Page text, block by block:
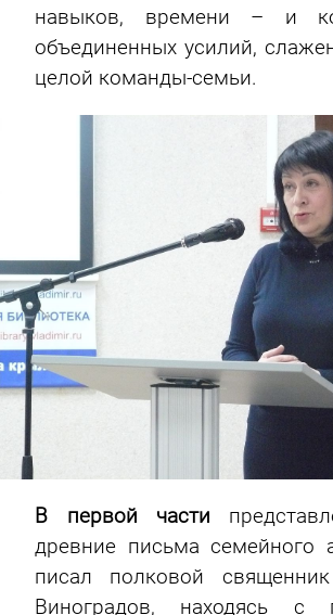
навыков, времени – и
объединенных усилий,
целой команды-семьи.
В первой части
древние письма семейного
писал полковой
Виноградов, находясь с